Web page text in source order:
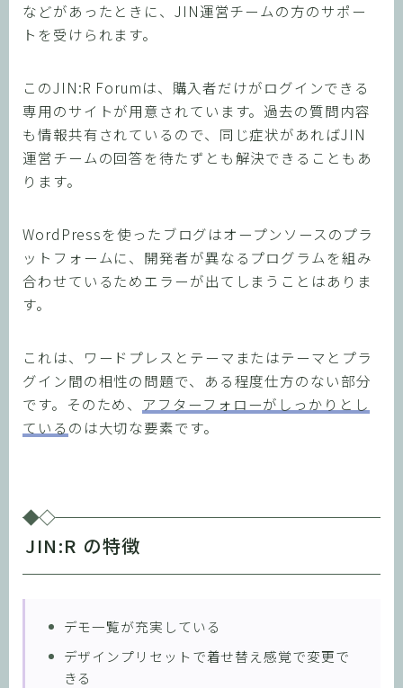
などがあったときに、JIN運営チームの方のサポー
トを受けられます。
このJIN:R Forumは、購入者だけがログインできる
専用のサイトが用意されています。過去の質問内容
も情報共有されているので、同じ症状があればJIN
運営チームの回答を待たずとも解決できることもあ
ります。
WordPressを使ったブログはオープンソースのプラ
ットフォームに、開発者が異なるプログラムを組み
合わせているためエラーが出てしまうことはありま
す。
これは、ワードプレスとテーマまたはテーマとプラ
グイン間の相性の問題で、ある程度仕方のない部分
です。そのため、 アフターフォローがしっかりとし
ている のは大切な要素です。
JIN:R の特徴
デモ一覧が充実している
デザインプリセットで着せ替え感覚で変更で
きる